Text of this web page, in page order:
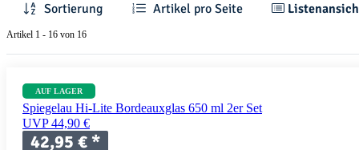
Sortierung Artikel pro Seite
Artikel 1 - 16 von 16
AUF LAGER
Spiegelau Hi-Lite Bordeauxglas 650 ml 2er Set
UVP 44,90 €
42,95 € *